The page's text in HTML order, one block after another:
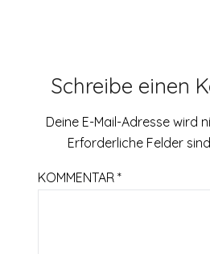
Schreibe einen
Deine E-Mail-Adresse wird
Erforderliche Felder
KOMMENTAR*